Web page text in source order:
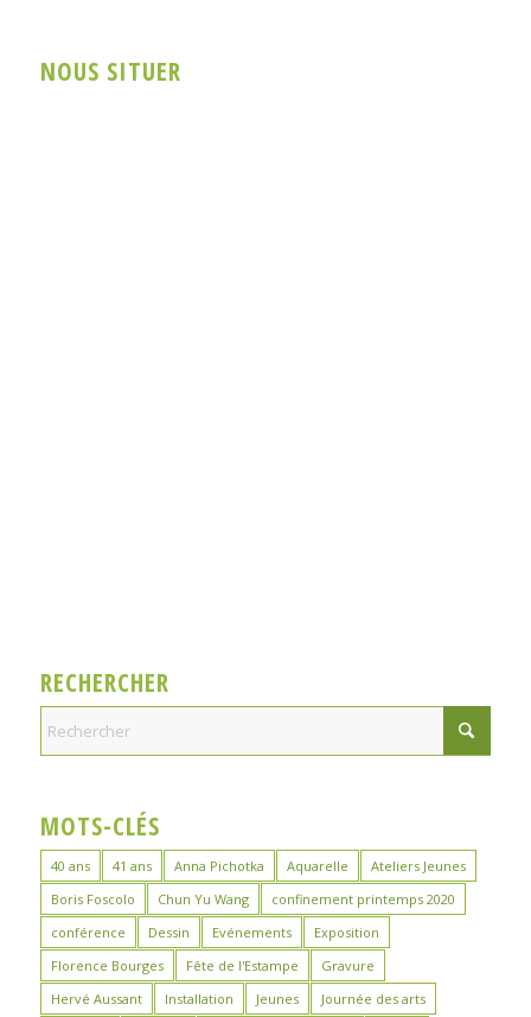
NOUS SITUER
RECHERCHER
MOTS-CLÉS
40 ans 41 ans Anna Pichotka Aquarelle
Ateliers Jeunes
Boris Foscolo
Chun Yu Wang
confinement printemps 2020
conférence
Dessin Evénements
Exposition
Florence Bourges
Fête de l'Estampe
Gravure
Hervé Aussant
Installation Jeunes
Journée des arts